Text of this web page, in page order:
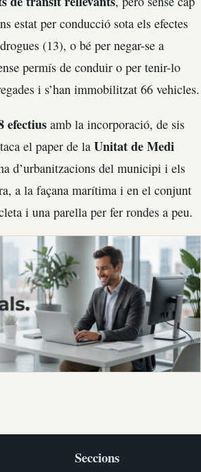
estat per conducció sota els efectes
(13), o bé per negar-se a
permís de conduir o per tenir-lo
i s’han immobilitzat 66 vehicles.
efectius amb la incorporació, de sis
el paper de la Unitat de Medi
d’urbanitzacions del municipi i els
a la façana marítima i en el conjunt
i una parella per fer rondes a peu.
Seccions